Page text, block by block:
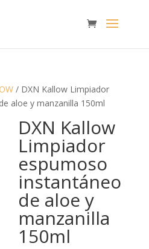
/ DXN Kallow Limpiador
aloe y manzanilla 150ml
DXN Kallow
Limpiador
espumoso
instantáneo
de aloe y
manzanilla
150ml